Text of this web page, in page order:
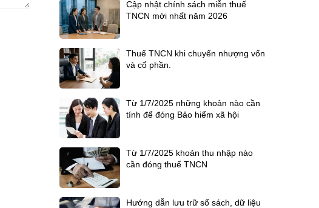
Cập nhật chính sách miễn thuế
TNCN mới nhất năm 2026
Thuế TNCN khi chuyển nhượng vốn
và cổ phần.
Từ 1/7/2025 những khoản nào cần
tính để đóng Bảo hiểm xã hội
Từ 1/7/2025 khoản thu nhập nào
cần đóng thuế TNCN
Hướng dẫn lưu trữ sổ sách, dữ liệu